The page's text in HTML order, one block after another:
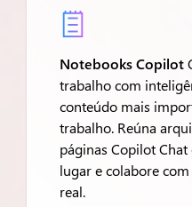

Notebooks Copilot
trabalho com
conteúdo mais
trabalho. Reúna
páginas Copilot
lugar e colabore
real.